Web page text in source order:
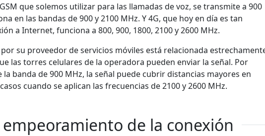
que solemos utilizar para las llamadas de voz, se transmite a 900
en las bandas de 900 y 2100 MHz. Y 4G, que hoy en día es tan
a Internet, funciona a 800, 900, 1800, 2100 y 2600 MHz.
su proveedor de servicios móviles está relacionada
las torres celulares de la operadora pueden enviar la señal. Por
la banda de 900 MHz, la señal puede cubrir distancias mayores en
cuando se aplican las frecuencias de 2100 y 2600 MHz.
empeoramiento de la conexión